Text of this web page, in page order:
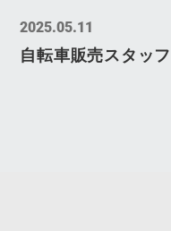
2025.05.11
自転車販売スタッ